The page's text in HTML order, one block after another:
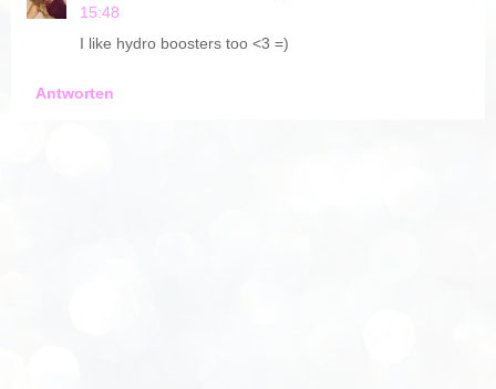
15:48
I like hydro boosters too <3 =)
Antworten